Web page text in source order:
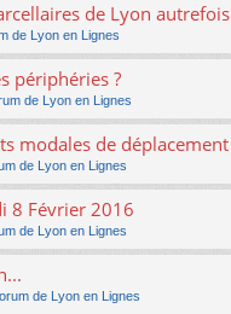
de Lyon autrefois
de Lyon en Lignes
périphéries ?
de Lyon en Lignes
modales de déplacement
de Lyon en Lignes
8 Février 2016
de Lyon en Lignes
de Lyon en Lignes